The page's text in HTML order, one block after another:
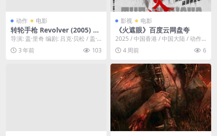
动作 电影
转轮手枪 Revolver (2005) 10
80中字
导演: 盖·里奇 编剧: 吕克·贝松 / 盖·
里奇 主演: 杰森·斯坦森 / 雷...
3 年前 103
影视 电影
《火遮眼》百度云网盘夸
2025 / 中国香港 / 中国大陆 / 动作 /
犯罪。东南亚某处，失语维修工...
4 周前 6